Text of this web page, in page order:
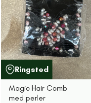
Ringsted
Magic Hair Comb
med perler